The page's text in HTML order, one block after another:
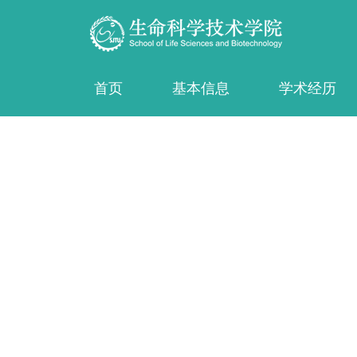
首页 基本信息 学术经历